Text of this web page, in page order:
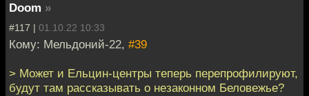
Doom »
#117 | 01.10.22 10:33
Кому: Мельдоний-22, #39
> Может и Ельцин-центры теперь перепрофилируют,
будут там рассказывать о незаконном Беловежье?